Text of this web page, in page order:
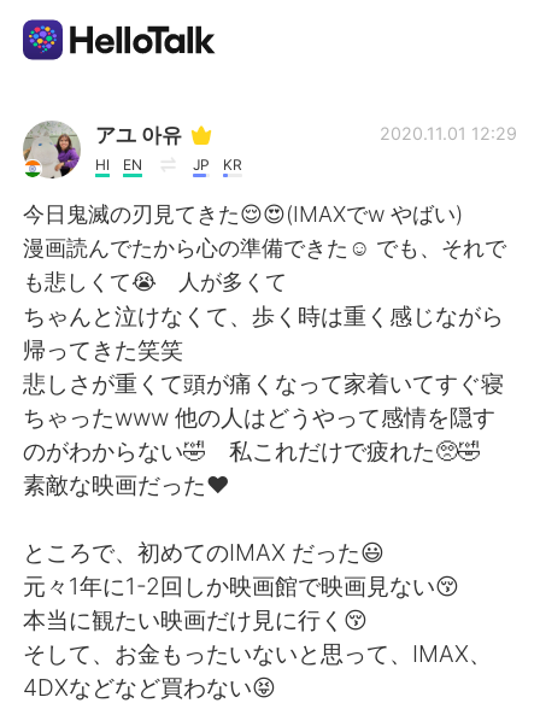
Appli d'échange linguistique
AI Grammar Checker
Français
English
繁體中文 Español
العربية Deutsch
日本語 한국어
Русский ไทย
Indonesia Italiano
アユ 아유
HI EN JP KR
2020.11.01 12:29
今日鬼滅の刃見てきた😌😍(IMAXでw やばい)
漫画読んでたから心の準備できた☺ でも、それで
も悲しくて😭 人が多くて
ちゃんと泣けなくて、歩く時は重く感じながら
帰ってきた笑笑
悲しさが重くて頭が痛くなって家着いてすぐ寝
ちゃったwww 他の人はどうやって感情を隠す
のがわからない🤣 私これだけで疲れた🥺🤣
素敵な映画だった❤
ところで、初めてのIMAX だった😃
元々1年に1-2回しか映画館で映画見ない😚
本当に観たい映画だけ見に行く😚
そして、お金もったいないと思って、IMAX、
4DXなどなど買わない😝